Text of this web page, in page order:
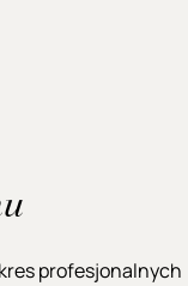
profesjonalnych